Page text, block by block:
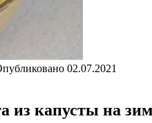
02.07.2021
из капусты на